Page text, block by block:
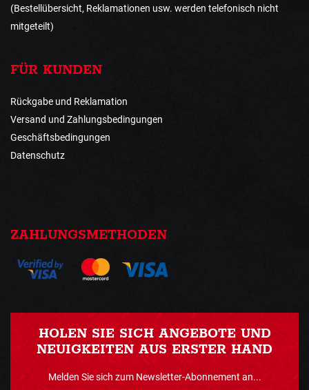
(Bestellübersicht, Reklamationen usw. werden telefonisch nicht
mitgeteilt)
FÜR KUNDEN
Rückgabe und Reklamation
Versand und Zahlungsbedingungen
Geschäftsbedingungen
Datenschutz
ZAHLUNGSMETHODEN
HOLEN SIE SICH ANGEBOTE UND
NEUIGKEITEN AUS ERSTER HAND
Melden Sie sich zum Newsletter-Abonnement an...